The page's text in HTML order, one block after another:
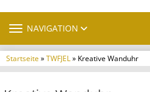
TOGGLE NAVIGATION
NAVIGATION
Startseite»TWFJEL » Kreative Wanduhr